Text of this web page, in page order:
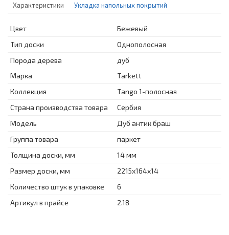
Характеристики Укладка напольных покрытий
Цвет
Бежевый
Тип доски
Однополосная
Порода дерева
дуб
Марка
Tarkett
Коллекция
Tango 1-полосная
Страна производства товара
Сербия
Модель
Дуб антик браш
Группа товара
паркет
Толщина доски, мм
14 мм
Размер доски, мм
2215x164x14
Количество штук в упаковке
6
Артикул в прайсе
2.18